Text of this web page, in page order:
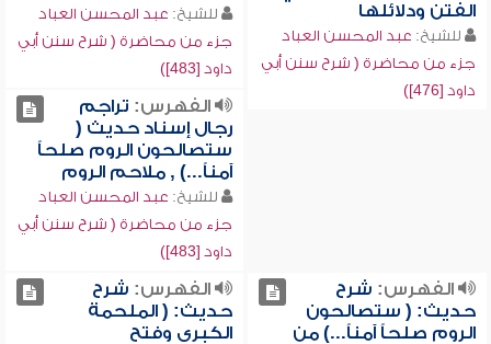
الفتن ودلائلها
للشيخ: عبد المحسن العباد
جزء من محاضرة ( شرح سنن أبي
داود [476])
للشيخ: عبد المحسن العباد
جزء من محاضرة ( شرح سنن أبي
داود [483])
الفهرس: تراجم
رجال إسناد حديث (
ستصالحون الروم صلحاً
آمناً...) , ملاحم الروم
للشيخ: عبد المحسن العباد
جزء من محاضرة ( شرح سنن أبي
داود [483])
الفهرس: شرح
حديث: ( ستصالحون
الروم صلحاً آمناً...) من
الفهرس: شرح
حديث: ( الملحمة
الكبرى وفتح